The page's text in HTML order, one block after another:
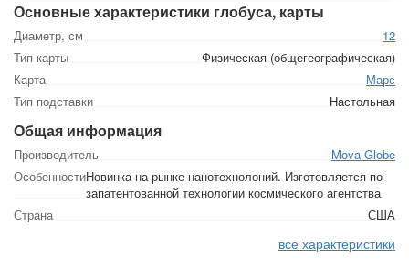
Основные характеристики глобуса, карты
Диаметр, см
12
Тип карты
Физическая (общегеографическая)
Карта
Марс
Тип подставки
Настольная
Общая информация
Производитель
Mova Globe
ОсобенностиНовинка на рынке нанотехнолоний. Изготовляется по
запатентованной технологии космического агентства
Страна
США
все характеристики